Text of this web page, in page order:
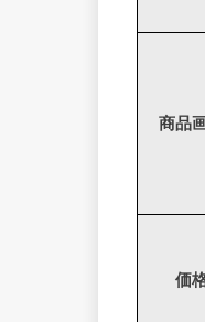
商品
価